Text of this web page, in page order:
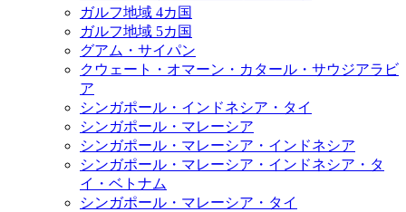
ガルフ地域 4カ国
ガルフ地域 5カ国
グアム・サイパン
クウェート・オマーン・カタール・サウジアラビ
ア
シンガポール・インドネシア・タイ
シンガポール・マレーシア
シンガポール・マレーシア・インドネシア
シンガポール・マレーシア・インドネシア・タ
イ・ベトナム
シンガポール・マレーシア・タイ